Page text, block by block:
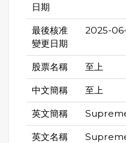
日期
最後核准
變更日期
2025-
股票名稱 至上
中文簡稱 至上
英文簡稱
英文名稱